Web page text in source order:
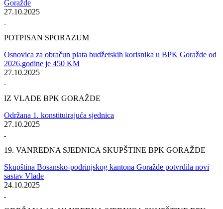
U MINISTARSTVU ZA PRIVREDU BPK GORAŽDE